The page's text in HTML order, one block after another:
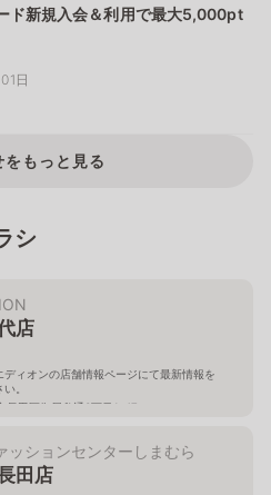
ド新規入会＆利用で最大5,000pt
日
をもっと見る
シ
店
ディオンの店舗情報ページにて最新情報を
。
長田区御屋敷通3丁目1-47
ッションセンターしまむら
田店